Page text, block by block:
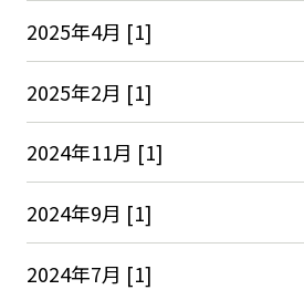
2025年4月 [1]
2025年2月 [1]
2024年11月 [1]
2024年9月 [1]
2024年7月 [1]